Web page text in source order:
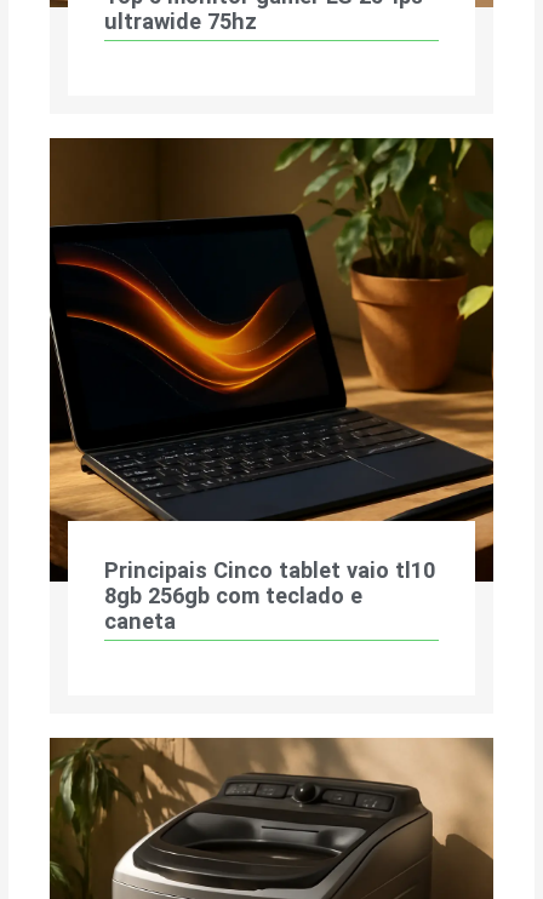
ultrawide 75hz
Principais Cinco tablet vaio tl10
8gb 256gb com teclado e
caneta